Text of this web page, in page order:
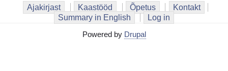
Ajakirjast Kaastööd Õpetus
Kontakt
Summary in English
Log in
Powered by Drupal